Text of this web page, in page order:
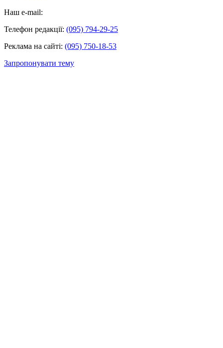
Наш e-mail:
Телефон редакції: (095) 794-29-25
Реклама на сайті: (095) 750-18-53
Запропонувати тему